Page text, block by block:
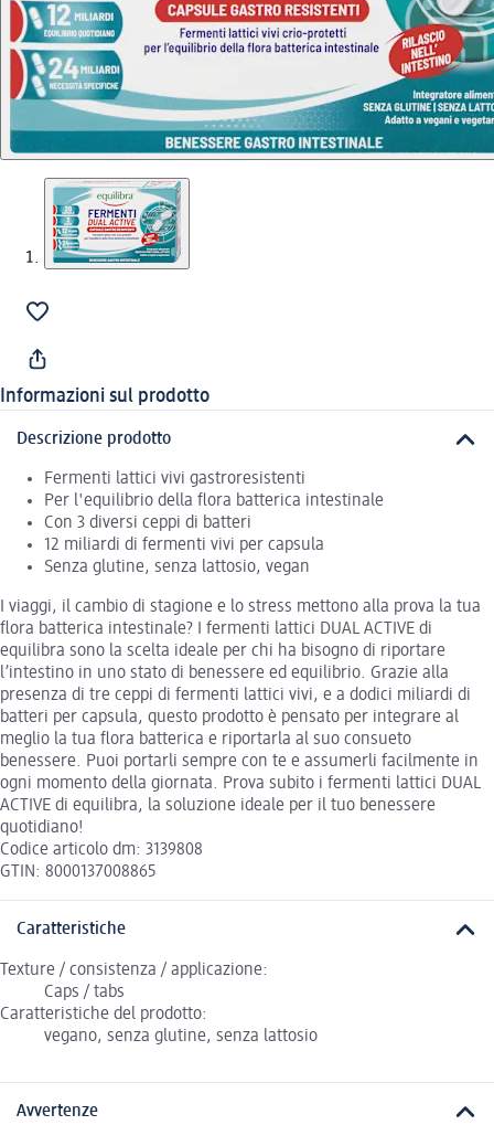
Informazioni sul prodotto
Descrizione prodotto
Fermenti lattici vivi gastroresistenti
Per l'equilibrio della flora batterica intestinale
Con 3 diversi ceppi di batteri
12 miliardi di fermenti vivi per capsula
Senza glutine, senza lattosio, vegan
I viaggi, il cambio di stagione e lo stress mettono alla prova la tua
flora batterica intestinale? I fermenti lattici DUAL ACTIVE di
equilibra sono la scelta ideale per chi ha bisogno di riportare
l’intestino in uno stato di benessere ed equilibrio. Grazie alla
presenza di tre ceppi di fermenti lattici vivi, e a dodici miliardi di
batteri per capsula, questo prodotto è pensato per integrare al
meglio la tua flora batterica e riportarla al suo consueto
benessere. Puoi portarli sempre con te e assumerli facilmente in
ogni momento della giornata. Prova subito i fermenti lattici DUAL
ACTIVE di equilibra, la soluzione ideale per il tuo benessere
quotidiano!
Codice articolo dm: 3139808
GTIN: 8000137008865
Caratteristiche
Texture / consistenza / applicazione:
Caps / tabs
Caratteristiche del prodotto:
vegano, senza glutine, senza lattosio
Avvertenze